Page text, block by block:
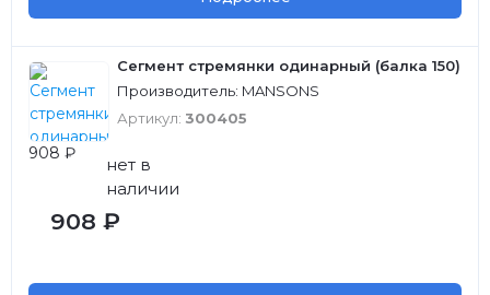
Сегмент стремянки одинарный (балка 150)
Производитель: MANSONS
Артикул: 300405
908 ₽
нет в
наличии
908 ₽